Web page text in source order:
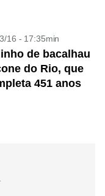
16 - 17:35min
de bacalhau
do Rio, que
451 anos